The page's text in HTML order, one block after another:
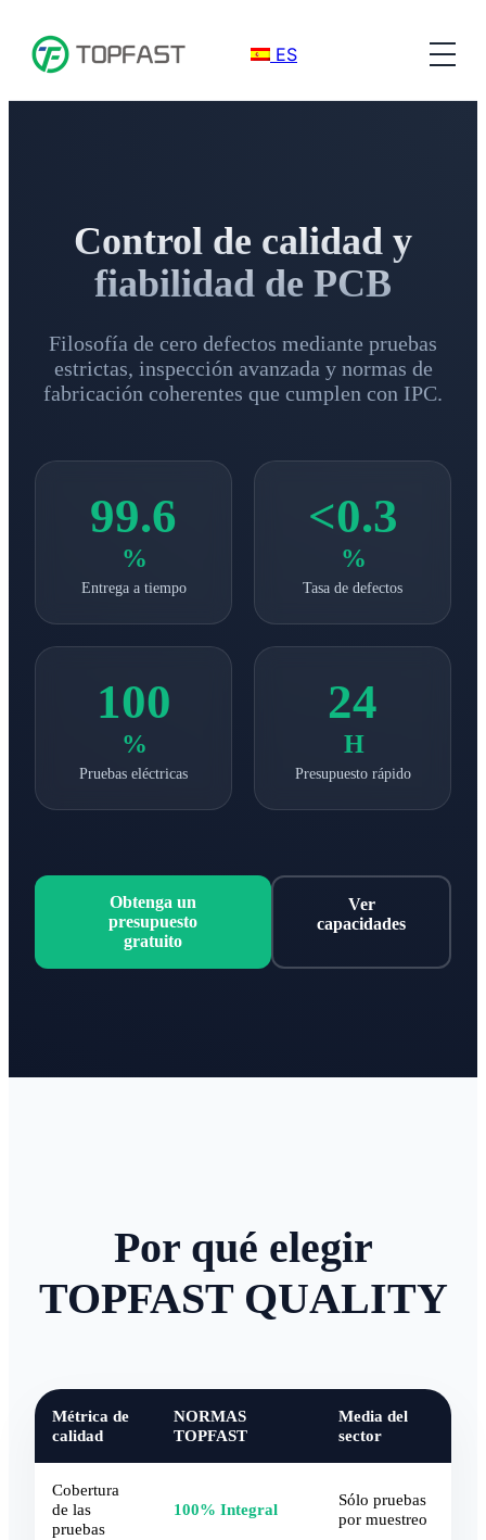
ES
Control de calidad y
fiabilidad de PCB
Filosofía de cero defectos mediante pruebas
estrictas, inspección avanzada y normas de
fabricación coherentes que cumplen con IPC.
99.6
%
Entrega a tiempo
<0.3
%
Tasa de defectos
100
%
Pruebas eléctricas
24
H
Presupuesto rápido
Obtenga un
presupuesto
gratuito
Ver
capacidades
Por qué elegir
TOPFAST QUALITY
Métrica de
calidad
NORMAS
TOPFAST
Media del
sector
Cobertura
de las
pruebas
100% Integral
Sólo pruebas
por muestreo